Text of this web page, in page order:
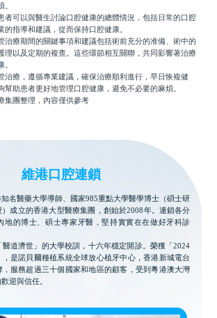
。
可以與醫生討論口腔健康的總體情況，包括日常的口腔
的指導和建議，從而保持口腔健康。
療期間的關鍵事項和建議包括術前充分的准備、術中的
理以及定期的複查。這些環節相互關聯，共同影響著治療
。
療，遵循專業建議，確保治療順利進行，早日恢複健
幫助患者更好地管理口腔健康，避免不必要的麻煩。
團整理，內容僅供參考
維港口腔連鎖
名醫藥大學導師、國家985重點大學醫學博士（碩士研
）成立的香港大型醫療集團，創始於2008年。連鎖各分
地的博士、碩士專家牙醫，堅持實實在在做好牙科診
醫道濟世」的大學校訓，十六年穩定開診。榮獲「2024
是諾貝爾種植系統全球放心植牙中心，香港新城電台
服務超過三十個國家和地區的顧客，受到粵港澳大灣
迎與信任。